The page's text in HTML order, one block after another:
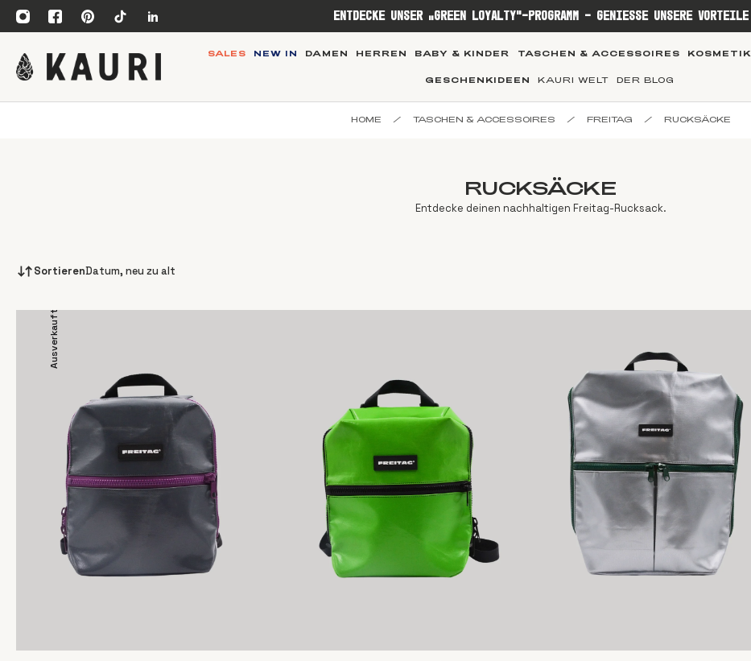
ENTDECKE UNSER „GREEN LOYALTY“-PROGRAMM – GENIESSE UNSERE VORTEILE
SALES NEW IN DAMEN HERREN BABY & KINDER TASCHEN & ACCESSOIRES KOSMETIK
GESCHENKIDEEN KAURI WELT DER BLOG
HOME / TASCHEN & ACCESSOIRES / FREITAG / RUCKSÄCKE
RUCKSÄCKE
Entdecke deinen nachhaltigen Freitag-Rucksack.
SortierenDatum, neu zu alt
Ausverkauft